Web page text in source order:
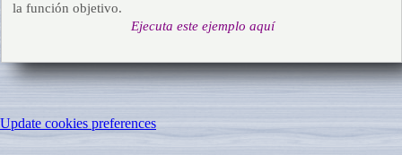
la función objetivo.
Ejecuta este ejemplo aquí
Update cookies preferences